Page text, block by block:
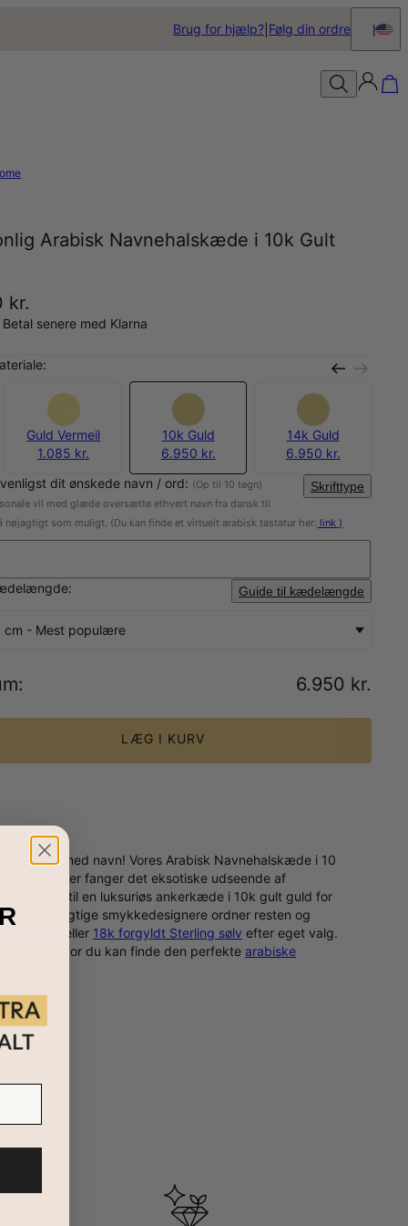
Brug for hjælp? Følg din ordre
Arabisk Navnehalskæde i 10k Gult
kr.
Betal senere med Klarna
Guld Vermeil
1.085 kr.
10k Guld
6.950 kr.
14k Guld
6.950 kr.
dit ønskede navn / ord: (Op til 10 tegn) Skrifttype
vil med glæde oversætte ethvert navn fra dansk til
nøjagtigt som muligt. (Du kan finde et virtuelt arabisk tastatur her: link )
Guide til kædelængde
cm - Mest populære
: 6.950 kr.
LÆG I KURV
med navn! Vores Arabisk Navnehalskæde i 10
detaljer, der fanger det eksotiske udseende af
ende til en luksuriøs ankerkæde i 10k gult guld for
vores dygtige smykkedesignere ordner resten og
eller 18k forgyldt Sterling sølv efter eget valg.
hvor du kan finde den perfekte arabiske